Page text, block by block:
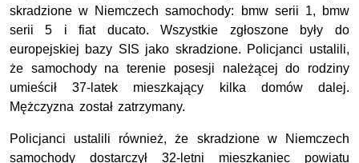
skradzione w Niemczech samochody: bmw serii 1, bmw
serii 5 i fiat ducato. Wszystkie zgłoszone były do
europejskiej bazy SIS jako skradzione. Policjanci ustalili,
że samochody na terenie posesji należącej do rodziny
umieścił 37-latek mieszkający kilka domów dalej.
Mężczyzna został zatrzymany.
Policjanci ustalili również, że skradzione w Niemczech
samochody dostarczył 32-letni mieszkaniec powiatu